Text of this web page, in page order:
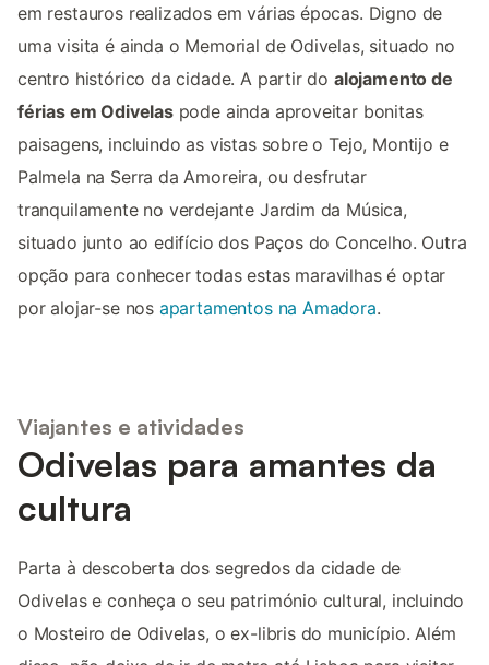
em restauros realizados em várias épocas. Digno de
uma visita é ainda o Memorial de Odivelas, situado no
centro histórico da cidade. A partir do alojamento de
férias em Odivelaspode ainda aproveitar bonitas
paisagens, incluindo as vistas sobre o Tejo, Montijo e
Palmela na Serra da Amoreira, ou desfrutar
tranquilamente no verdejante Jardim da Música,
situado junto ao edifício dos Paços do Concelho. Outra
opção para conhecer todas estas maravilhas é optar
por alojar-se nos apartamentos na Amadora.
Viajantes e atividades
Odivelas para amantes da
cultura
Parta à descoberta dos segredos da cidade de
Odivelas e conheça o seu património cultural, incluindo
o Mosteiro de Odivelas, o ex-libris do município. Além